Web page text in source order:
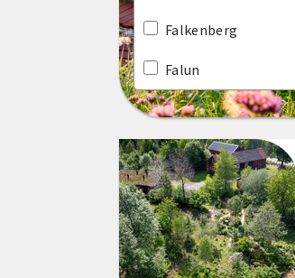
Norrbottens län
Skåne län
Stockholms län
Södermanlands län
Uppsala län
Falkenberg
Falun
Floda
Halmstad
Hammarstrand
Haparanda
Henån